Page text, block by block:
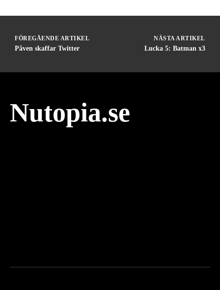
FÖREGÅENDE ARTIKEL
Påven skaffar Twitter
NÄSTA ARTIKEL
Lucka 5: Batman x3
Nutopia.se